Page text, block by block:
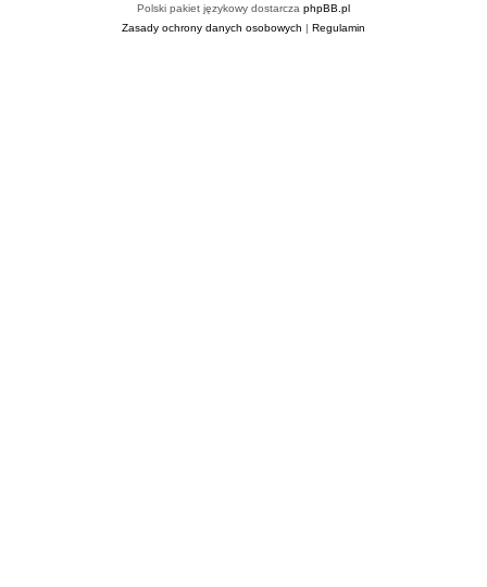
Polski pakiet językowy dostarcza phpBB.pl
Zasady ochrony danych osobowych | Regulamin